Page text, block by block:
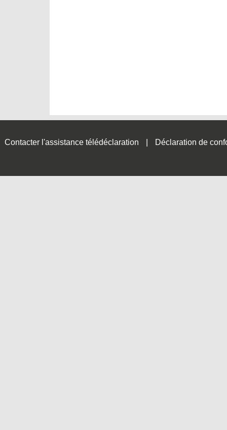
Contacter l'assistance télédéclaration Déclaration de